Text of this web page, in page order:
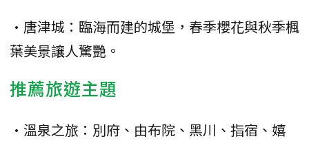
•唐津城：臨海而建的城堡，春季櫻花與秋季楓
葉美景讓人驚艷。
推薦旅遊主題
•溫泉之旅：別府、由布院、黑川、指宿、嬉